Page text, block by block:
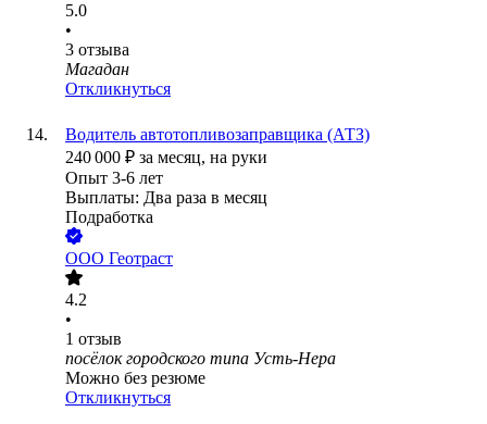
5.0
•
3 отзыва
Магадан
Откликнуться
Водитель автотопливозаправщика (АТЗ)
240 000 ₽ за месяц, на руки
Опыт 3-6 лет
Выплаты: Два раза в месяц
Подработка
ООО Геотраст
4.2
•
1 отзыв
посёлок городского типа Усть-Нера
Можно без резюме
Откликнуться